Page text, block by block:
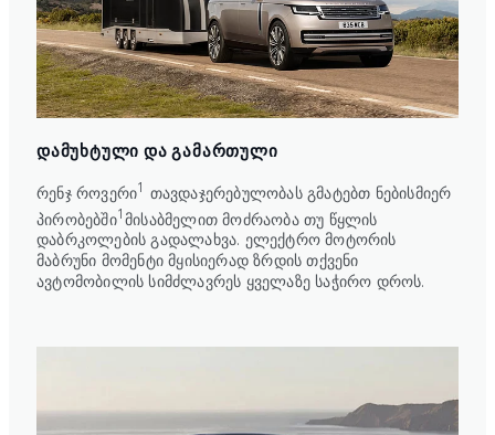
ᲓᲐᲛᲣᲮᲢᲣᲚᲘ ᲓᲐ ᲒᲐᲛᲐᲠᲗᲣᲚᲘ
რენჯ როვერი1 თავდაჯერებულობას გმატებთ ნებისმიერ
პირობებში1მისაბმელით მოძრაობა თუ წყლის
დაბრკოლების გადალახვა. ელექტრო მოტორის
მაბრუნი მომენტი მყისიერად ზრდის თქვენი
ავტომობილის სიმძლავრეს ყველაზე საჭირო დროს.